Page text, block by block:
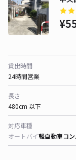
貸出時間
24時間営業
長さ
480cm 以下
対応車種
オートバイ軽自動車コ